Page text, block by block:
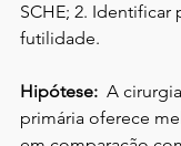
SCHE; 2. Identificar
futilidade.
Hipótese:
A
primária oferece